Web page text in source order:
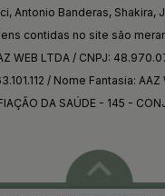
Antonio Banderas, Shakira,
contidas no site são
WEB LTDA / CNPJ:
/ Nome Fantasia: AAZ
DA SAÚDE - 145 -